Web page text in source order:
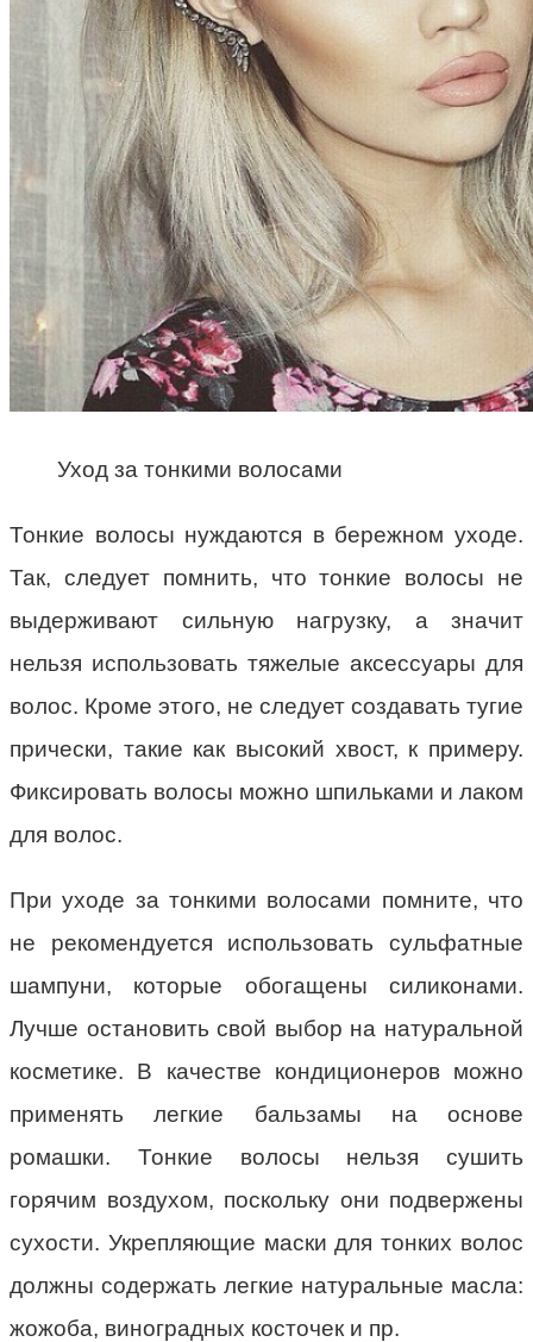
Уход за тонкими волосами
Тонкие волосы нуждаются в бережном уходе.
Так, следует помнить, что тонкие волосы не
выдерживают сильную нагрузку, а значит
нельзя использовать тяжелые аксессуары для
волос. Кроме этого, не следует создавать тугие
прически, такие как высокий хвост, к примеру.
Фиксировать волосы можно шпильками и лаком
для волос.
При уходе за тонкими волосами помните, что
не рекомендуется использовать сульфатные
шампуни, которые обогащены силиконами.
Лучше остановить свой выбор на натуральной
косметике. В качестве кондиционеров можно
применять легкие бальзамы на основе
ромашки. Тонкие волосы нельзя сушить
горячим воздухом, поскольку они подвержены
сухости. Укрепляющие маски для тонких волос
должны содержать легкие натуральные масла:
жожоба, виноградных косточек и пр.